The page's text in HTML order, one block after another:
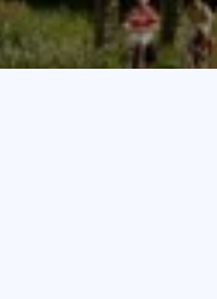
Veel